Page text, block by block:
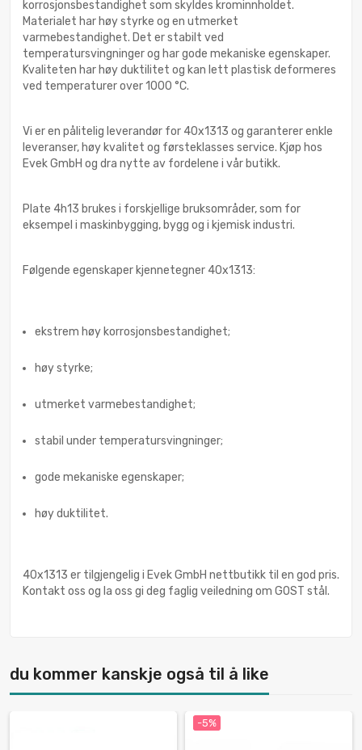
korrosjonsbestandighet som skyldes krominnholdet.
Materialet har høy styrke og en utmerket
varmebestandighet. Det er stabilt ved
temperatursvingninger og har gode mekaniske egenskaper.
Kvaliteten har høy duktilitet og kan lett plastisk deformeres
ved temperaturer over 1000 °C.
Vi er en pålitelig leverandør for 40x1313 og garanterer enkle
leveranser, høy kvalitet og førsteklasses service. Kjøp hos
Evek GmbH og dra nytte av fordelene i vår butikk.
Plate 4h13 brukes i forskjellige bruksområder, som for
eksempel i maskinbygging, bygg og i kjemisk industri.
Følgende egenskaper kjennetegner 40x1313:
ekstrem høy korrosjonsbestandighet;
høy styrke;
utmerket varmebestandighet;
stabil under temperatursvingninger;
gode mekaniske egenskaper;
høy duktilitet.
40x1313 er tilgjengelig i Evek GmbH nettbutikk til en god pris.
Kontakt oss og la oss gi deg faglig veiledning om GOST stål.
du kommer kanskje også til å like
-5%